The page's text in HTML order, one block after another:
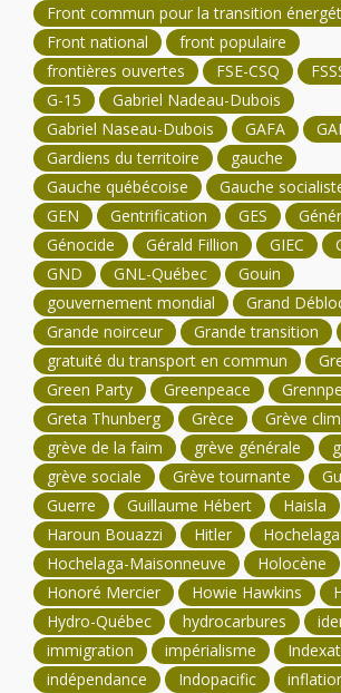
Front commun pour la transition
Front national
front populaire
frontières ouvertes
FSE-CSQ
G-15
Gabriel Nadeau-Dubois
Gabriel Naseau-Dubois
GAFA
Gardiens du territoire
gauche
Gauche québécoise
Gauche
GEN
Gentrification GES
Génocide
Gérald Fillion GIEC
GND
GNL-Québec
Gouin
gouvernement mondial
Grand
Grande noirceur
Grande transition
gratuité du transport en commun
Green Party
Greenpeace
Greta Thunberg
Grèce
Grève
grève de la faim
grève générale
grève sociale
Grève tournante
Guerre
Guillaume Hébert Haisla
Haroun Bouazzi
Hitler
Hochelaga-Maisonneuve
Holocène
Honoré Mercier
Howie Hawkins
Hydro-Québec
hydrocarbures
immigration
impérialisme
indépendance
Indopacific